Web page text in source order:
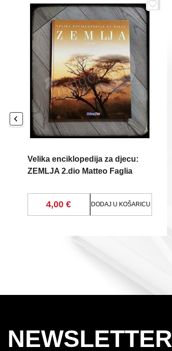
Velika enciklopedija za djecu:
ZEMLJA 2.dio Matteo Faglia
4,00 € DODAJ U KOŠARICU
NEWSLETTER